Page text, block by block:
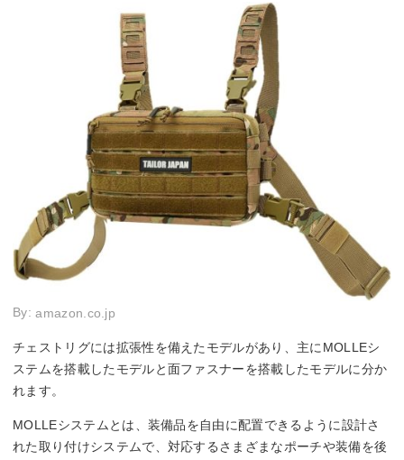
By:amazon.co.jp
チェストリグには拡張性を備えたモデルがあり、主にMOLLEシ
ステムを搭載したモデルと面ファスナーを搭載したモデルに分か
れます。
MOLLEシステムとは、装備品を自由に配置できるように設計さ
れた取り付けシステムで、対応するさまざまなポーチや装備を後